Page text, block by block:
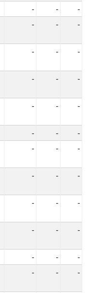
- -
-
- - -
- - -
- - -
- - -
- -
-
- - -
- - -
- - -
- - -
- -
-
- - -